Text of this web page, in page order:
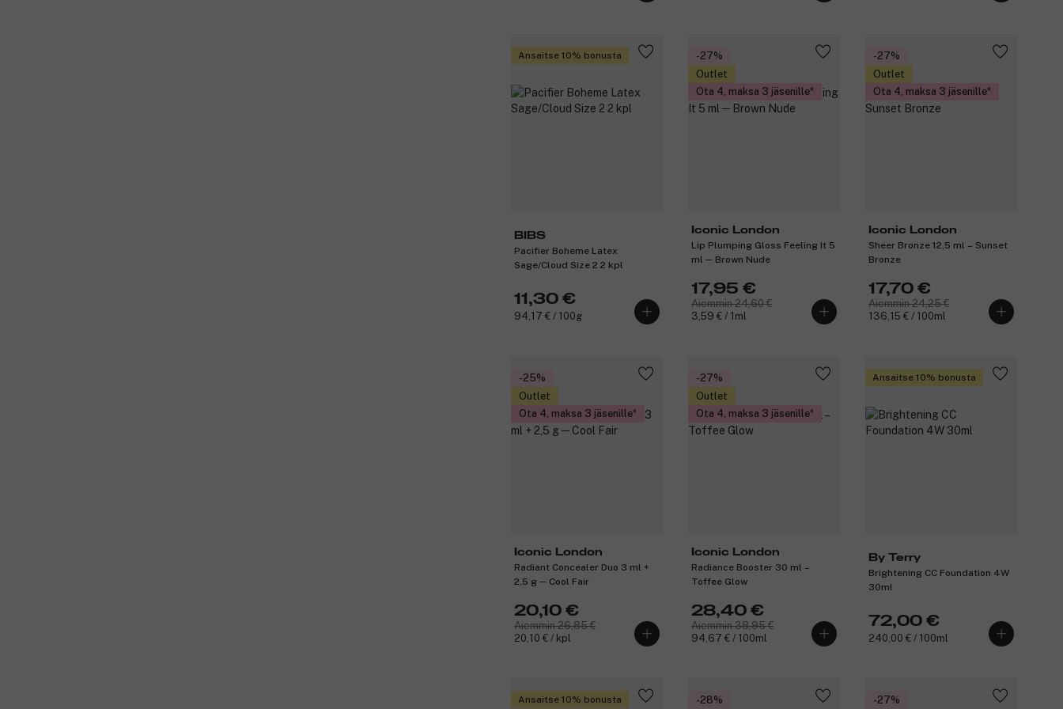
Ansaitse 10% bonusta
BIBS
Pacifier Boheme Latex
Sage/Cloud Size 2 2 kpl
11,30 €
94,17 € / 100g
-27%
Outlet
Ota 4, maksa 3 jäsenille
Iconic London
Lip Plumping Gloss Feeling It 5
ml ─ Brown Nude
17,95 €
Aiemmin 24,60 €
3,59 € / 1ml
-27%
Outlet
Ota 4, maksa 3 jäsenille
Iconic London
Sheer Bronze 12,5 ml – Sunset
Bronze
17,70 €
Aiemmin 24,25 €
136,15 € / 100ml
-25%
Outlet
Ota 4, maksa 3 jäsenille
Iconic London
Radiant Concealer Duo 3 ml +
2,5 g ─ Cool Fair
20,10 €
Aiemmin 26,85 €
20,10 € / kpl
-27%
Outlet
Ota 4, maksa 3 jäsenille
Iconic London
Radiance Booster 30 ml –
Toffee Glow
28,40 €
Aiemmin 38,95 €
94,67 € / 100ml
Ansaitse 10% bonusta
By Terry
Brightening CC Foundation 4W
30ml
72,00 €
240,00 € / 100ml
Ansaitse 10% bonusta -28% -27%